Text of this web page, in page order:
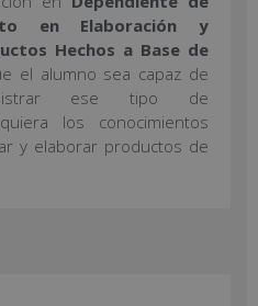
en Elaboración y
Hechos a Base de
el alumno sea capaz de
ese tipo de
los conocimientos
y elaborar productos de